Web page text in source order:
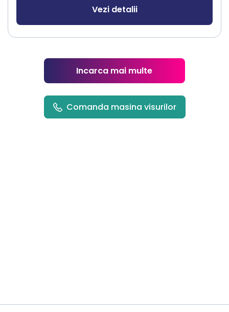
Vezi detalii
Incarca mai multe
Comanda masina visurilor